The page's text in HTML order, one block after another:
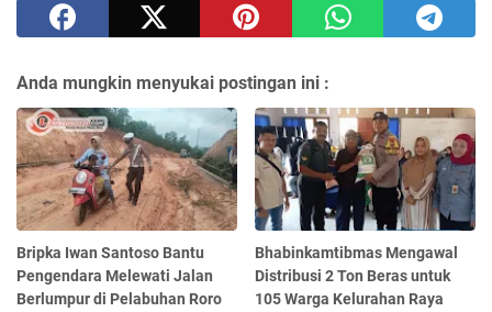
Anda mungkin menyukai postingan ini :
Bripka Iwan Santoso Bantu
Pengendara Melewati Jalan
Berlumpur di Pelabuhan Roro
Bhabinkamtibmas Mengawal
Distribusi 2 Ton Beras untuk
105 Warga Kelurahan Raya